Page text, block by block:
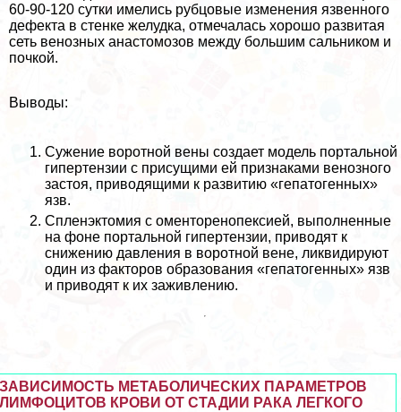
60-90-120 сутки имелись рубцовые изменения язвенного
дефекта в стенке желудка, отмечалась хорошо развитая
сеть венозных анастомозов между большим сальником и
почкой.
Выводы:
Сужение воротной вены создает модель портальной
гипертензии с присущими ей признаками венозного
застоя, приводящими к развитию «гепатогенных»
язв.
Спленэктомия с оменторенопексией, выполненные
на фоне портальной гипертензии, приводят к
снижению давления в воротной вене, ликвидируют
один из факторов образования «гепатогенных» язв
и приводят к их заживлению.
ЗАВИСИМОСТЬ МЕТАБОЛИЧЕСКИХ ПАРАМЕТРОВ
ЛИМФОЦИТОВ КРОВИ ОТ СТАДИИ РАКА ЛЕГКОГО